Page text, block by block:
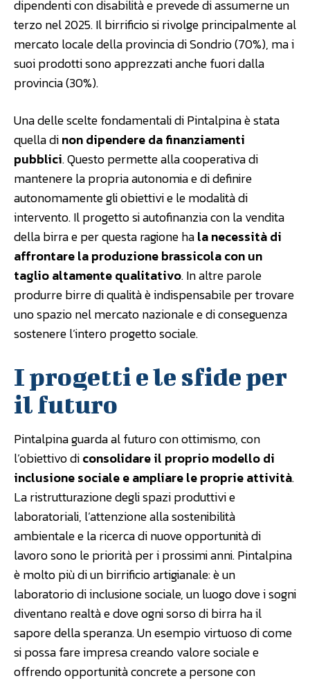
dipendenti con disabilità e prevede di assumerne un
terzo nel 2025. Il birrificio si rivolge principalmente al
mercato locale della provincia di Sondrio (70%), ma i
suoi prodotti sono apprezzati anche fuori dalla
provincia (30%).
Una delle scelte fondamentali di Pintalpina è stata
quella dinon dipendere da finanziamenti
pubblici. Questo permette alla cooperativa di
mantenere la propria autonomia e di definire
autonomamente gli obiettivi e le modalità di
intervento. Il progetto si autofinanzia con la vendita
della birra e per questa ragione hala necessità di
affrontare la produzione brassicola con un
taglio altamente qualitativo. In altre parole
produrre birre di qualità è indispensabile per trovare
uno spazio nel mercato nazionale e di conseguenza
sostenere l’intero progetto sociale.
I progetti e le sfide per
il futuro
Pintalpina guarda al futuro con ottimismo, con
l’obiettivo diconsolidare il proprio modello di
inclusione sociale e ampliare le proprie attività.
La ristrutturazione degli spazi produttivi e
laboratoriali, l’attenzione alla sostenibilità
ambientale e la ricerca di nuove opportunità di
lavoro sono le priorità per i prossimi anni. Pintalpina
è molto più di un birrificio artigianale: è un
laboratorio di inclusione sociale, un luogo dove i sogni
diventano realtà e dove ogni sorso di birra ha il
sapore della speranza. Un esempio virtuoso di come
si possa fare impresa creando valore sociale e
offrendo opportunità concrete a persone con